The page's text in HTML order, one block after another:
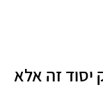
יסוד זה אלא